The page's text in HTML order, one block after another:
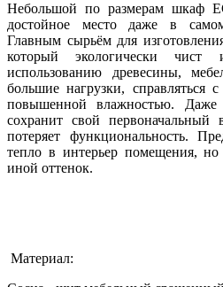
Небольшой по размерам шкаф
достойное место даже в
Главным сырьём для
который экологически чист
использованию древесины,
большие нагрузки, справляться
повышенной влажностью. Даже
сохранит свой
потеряет функциональность.
тепло в интерьер помещения,
иной оттенок.
Материал: